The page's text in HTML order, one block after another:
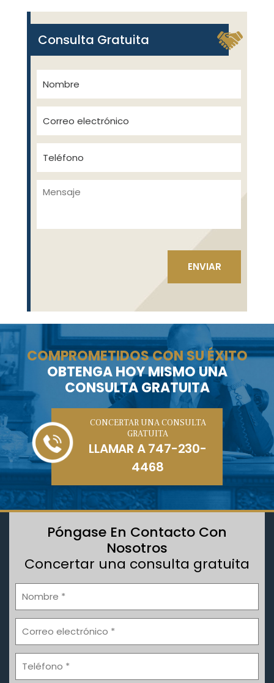
Consulta Gratuita
COMPROMETIDOS CON SU ÉXITO
OBTENGA HOY MISMO UNA
CONSULTA GRATUITA
CONCERTAR UNA CONSULTA
GRATUITA
LLAMAR A747-230-
4468
Póngase En Contacto Con
Nosotros
Concertar una consulta gratuita